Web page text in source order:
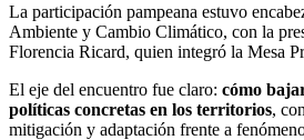
La participación pampeana estuvo
Ambiente y Cambio Climático, con la
Florencia Ricard, quien integró la Mesa
El eje del encuentro fue claro: cómo
políticas concretas en los territorios,
mitigación y adaptación frente a